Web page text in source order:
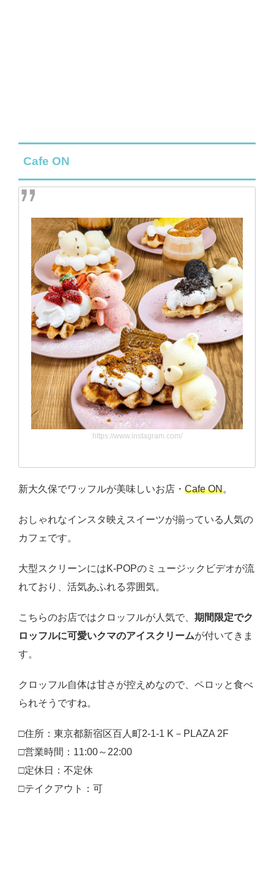
Cafe ON
https://www.instagram.com/
新大久保でワッフルが美味しいお店・ Cafe ON。
おしゃれなインスタ映えスイーツが揃っている人気の
カフェです。
大型スクリーンにはK-POPのミュージックビデオが流
れており、活気あふれる雰囲気。
こちらのお店ではクロッフルが人気で、 期間限定でク
ロッフルに可愛いクマのアイスクリームが付いてきま
す。
クロッフル自体は甘さが控えめなので、ペロッと食べ
られそうですね。
□住所：東京都新宿区百人町2-1-1 K－PLAZA 2F
□営業時間：11:00～22:00
□定休日：不定休
□テイクアウト：可